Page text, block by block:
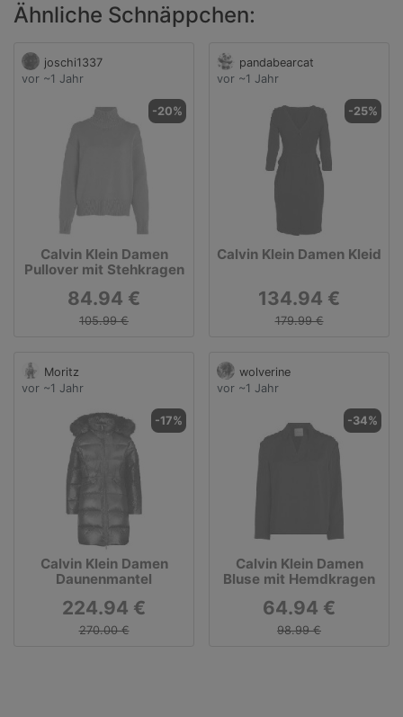
Ähnliche Schnäppchen:
joschi1337
vor ~1 Jahr
-20%
Calvin Klein Damen
Pullover mit Stehkragen
84.94 €
105.99 €
pandabearcat
vor ~1 Jahr
-25%
Calvin Klein Damen Kleid
134.94 €
179.99 €
Moritz
vor ~1 Jahr
-17%
Calvin Klein Damen
Daunenmantel
224.94 €
270.00 €
wolverine
vor ~1 Jahr
-34%
Calvin Klein Damen
Bluse mit Hemdkragen
64.94 €
98.99 €